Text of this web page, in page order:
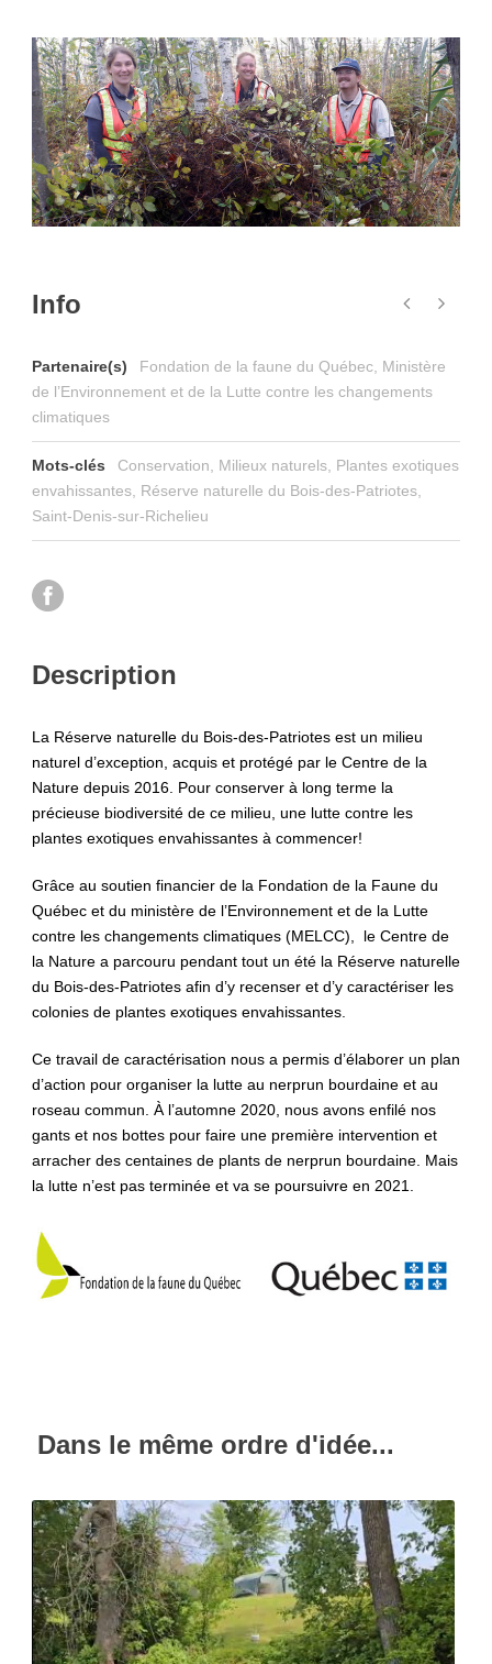
Info
Partenaire(s)
Fondation de la faune du Québec, Ministère
de l’Environnement et de la Lutte contre les changements
climatiques
Mots-clés Conservation Milieux naturels Plantes exotiques
envahissantes Réserve naturelle du Bois-des-Patriotes
Saint-Denis-sur-Richelieu
Description
La Réserve naturelle du Bois-des-Patriotes est un milieu
naturel d’exception, acquis et protégé par le Centre de la
Nature depuis 2016. Pour conserver à long terme la
précieuse biodiversité de ce milieu, une lutte contre les
plantes exotiques envahissantes à commencer!
Grâce au soutien financier de la Fondation de la Faune du
Québec et du ministère de l’Environnement et de la Lutte
contre les changements climatiques (MELCC), le Centre de
la Nature a parcouru pendant tout un été la Réserve naturelle
du Bois-des-Patriotes afin d’y recenser et d’y caractériser les
colonies de plantes exotiques envahissantes.
Ce travail de caractérisation nous a permis d’élaborer un plan
d’action pour organiser la lutte au nerprun bourdaine et au
roseau commun. À l’automne 2020, nous avons enfilé nos
gants et nos bottes pour faire une première intervention et
arracher des centaines de plants de nerprun bourdaine. Mais
la lutte n’est pas terminée et va se poursuivre en 2021.
Dans le même ordre d'idée...